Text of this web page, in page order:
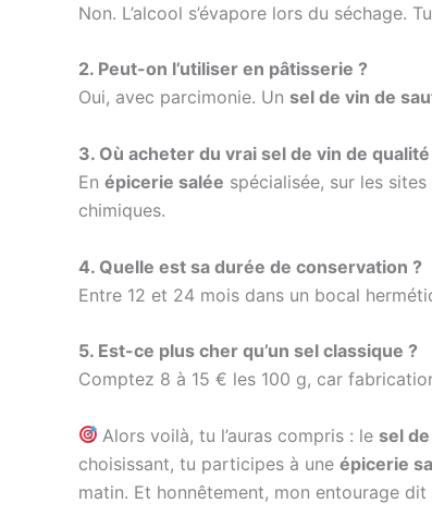
Non. L’alcool s’évapore lors du séchage.
2. Peut-on l’utiliser en pâtisserie ?
Oui, avec parcimonie. Un sel de vin de
3. Où acheter du vrai sel de vin de qualité
En épicerie salée spécialisée, sur les
chimiques.
4. Quelle est sa durée de conservation ?
Entre 12 et 24 mois dans un bocal
5. Est-ce plus cher qu’un sel classique ?
Comptez 8 à 15 € les 100 g, car
Alors voilà, tu l’auras compris : le sel
choisissant, tu participes à une épicerie
matin. Et honnêtement, mon entourage